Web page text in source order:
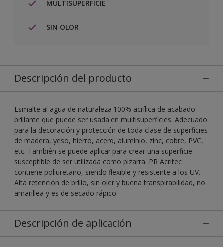
MULTISUPERFICIE
SIN OLOR
Descripción del producto
Esmalte al agua de naturaleza 100% acrílica de acabado
brillante que puede ser usada en multisuperficies. Adecuado
para la decoración y protección de toda clase de superficies
de madera, yeso, hierro, acero, aluminio, zinc, cobre, PVC,
etc. También se puede aplicar para crear una superficie
susceptible de ser utilizada como pizarra. PR Acritec
contiene poliuretano, siendo flexible y resistente a los UV.
Alta retención de brillo, sin olor y buena transpirabilidad, no
amarillea y es de secado rápido.
Descripción de aplicación